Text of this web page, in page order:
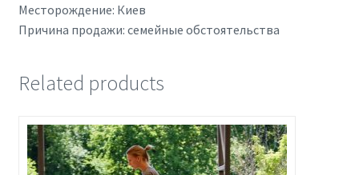
Месторождение: Киев
Причина продажи: семейные обстоятельства
Related products